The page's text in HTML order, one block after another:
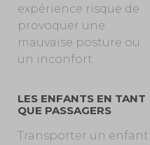
expérience risque de
provoquer une
mauvaise posture ou
un inconfort.
LES ENFANTS EN TANT
QUE PASSAGERS
Transporter un enfant